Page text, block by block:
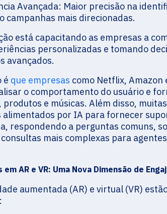
Avançada: Maior precisão na
campanhas mais direcionadas.
está capacitando as empresas a
personalizadas e tomando
avançados.
é que empresas como Netflix, Amazon
o comportamento do usuário e
e músicas. Além disso,
por IA para fornecer
respondendo a perguntas comuns,
mais complexas para
AR e VR: Uma Nova Dimensão de
aumentada (AR) e virtual (VR)